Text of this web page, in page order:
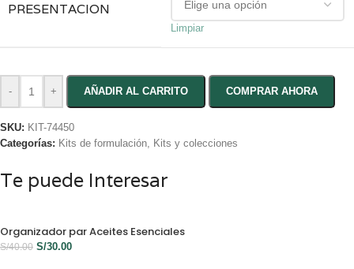
PRESENTACION
Limpiar
- + AÑADIR AL CARRITO COMPRAR AHORA
SKU: KIT-74450
Categorías: Kits de formulación, Kits y colecciones
Te puede Interesar
Organizador par Aceites Esenciales
S/40.00 S/30.00